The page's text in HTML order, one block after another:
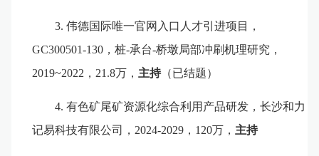
3.伟德国际唯一官网入口人才引进项目，
GC300501-130 ，桩-承台-桥墩局部冲刷机理研究，
2019~2022 ， 21.8万， 主持（已结题）
4.有色矿尾矿资源化综合利用产品研发，长沙和力
记易科技有限公司， 2024-2029 ， 120万， 主持